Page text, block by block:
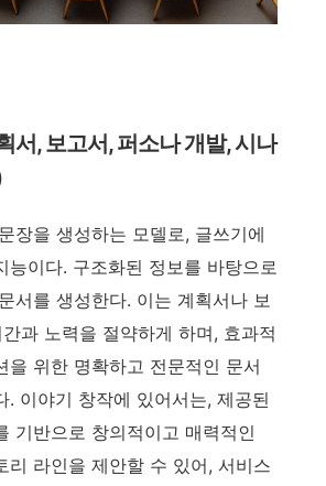
서, 보고서, 퍼소나 개발, 시나
장을 생성하는 모델로, 글쓰기에
능이다. 구조화된 정보를 바탕으로
서를 생성한다. 이는 계획서나 보
과 노력을 절약하게 하며, 효과적
을 위한 명확하고 전문적인 문서
. 이야기 창작에 있어서는, 제공된
기반으로 창의적이고 매력적인
리 라인을 제안할 수 있어, 서비스